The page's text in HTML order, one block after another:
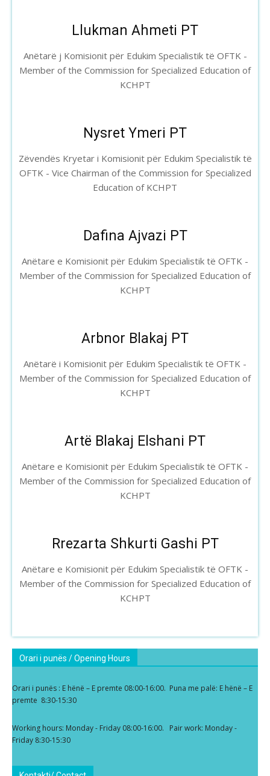
Llukman Ahmeti PT
Anëtarë j Komisionit për Edukim Specialistik të OFTK -
Member of the Commission for Specialized Education of
KCHPT
Nysret Ymeri PT
Zëvendës Kryetar i Komisionit për Edukim Specialistik të
OFTK - Vice Chairman of the Commission for Specialized
Education of KCHPT
Dafina Ajvazi PT
Anëtare e Komisionit për Edukim Specialistik të OFTK -
Member of the Commission for Specialized Education of
KCHPT
Arbnor Blakaj PT
Anëtarë i Komisionit për Edukim Specialistik të OFTK -
Member of the Commission for Specialized Education of
KCHPT
Artë Blakaj Elshani PT
Anëtare e Komisionit për Edukim Specialistik të OFTK -
Member of the Commission for Specialized Education of
KCHPT
Rrezarta Shkurti Gashi PT
Anëtare e Komisionit për Edukim Specialistik të OFTK -
Member of the Commission for Specialized Education of
KCHPT
Orari i punës / Opening Hours
Orari i punës : E hënë – E premte 08:00-16:00. Puna me palë: E hënë – E
premte 8:30-15:30
Working hours: Monday - Friday 08:00-16:00. Pair work: Monday -
Friday 8:30-15:30